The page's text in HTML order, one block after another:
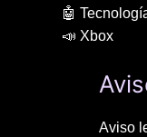
🤖
📣 Xbox
Aviso